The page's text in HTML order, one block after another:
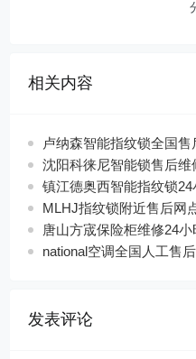
相关内容
卢纳森智能指纹锁全国
沈阳科徕尼智能锁售后维
镇江德奥西智能指纹锁
MLHJ指纹锁附近售后网
唐山方宬保险柜维修24
national空调全国人工售
发表评论